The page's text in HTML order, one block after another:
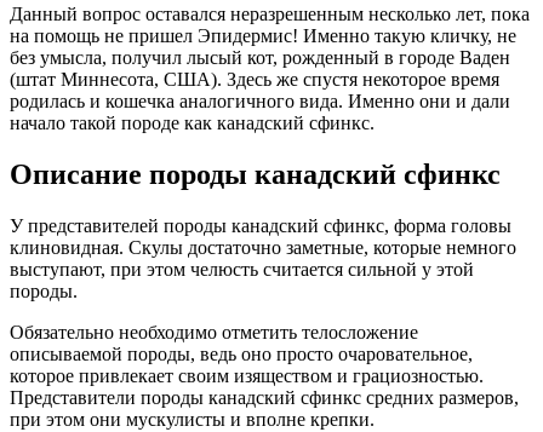
Данный вопрос оставался неразрешенным несколько лет, пока
на помощь не пришел Эпидермис! Именно такую кличку, не
без умысла, получил лысый кот, рожденный в городе Ваден
(штат Миннесота, США). Здесь же спустя некоторое время
родилась и кошечка аналогичного вида. Именно они и дали
начало такой породе как канадский сфинкс.
Описание породы канадский сфинкс
У представителей породы канадский сфинкс, форма головы
клиновидная. Скулы достаточно заметные, которые немного
выступают, при этом челюсть считается сильной у этой
породы.
Обязательно необходимо отметить телосложение
описываемой породы, ведь оно просто очаровательное,
которое привлекает своим изяществом и грациозностью.
Представители породы канадский сфинкс средних размеров,
при этом они мускулисты и вполне крепки.